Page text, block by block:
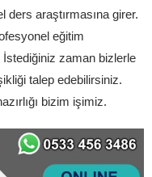
ders araştırmasına girer.
eğitim
zaman bizlerle
talep edebilirsiniz.
bizim işimiz.